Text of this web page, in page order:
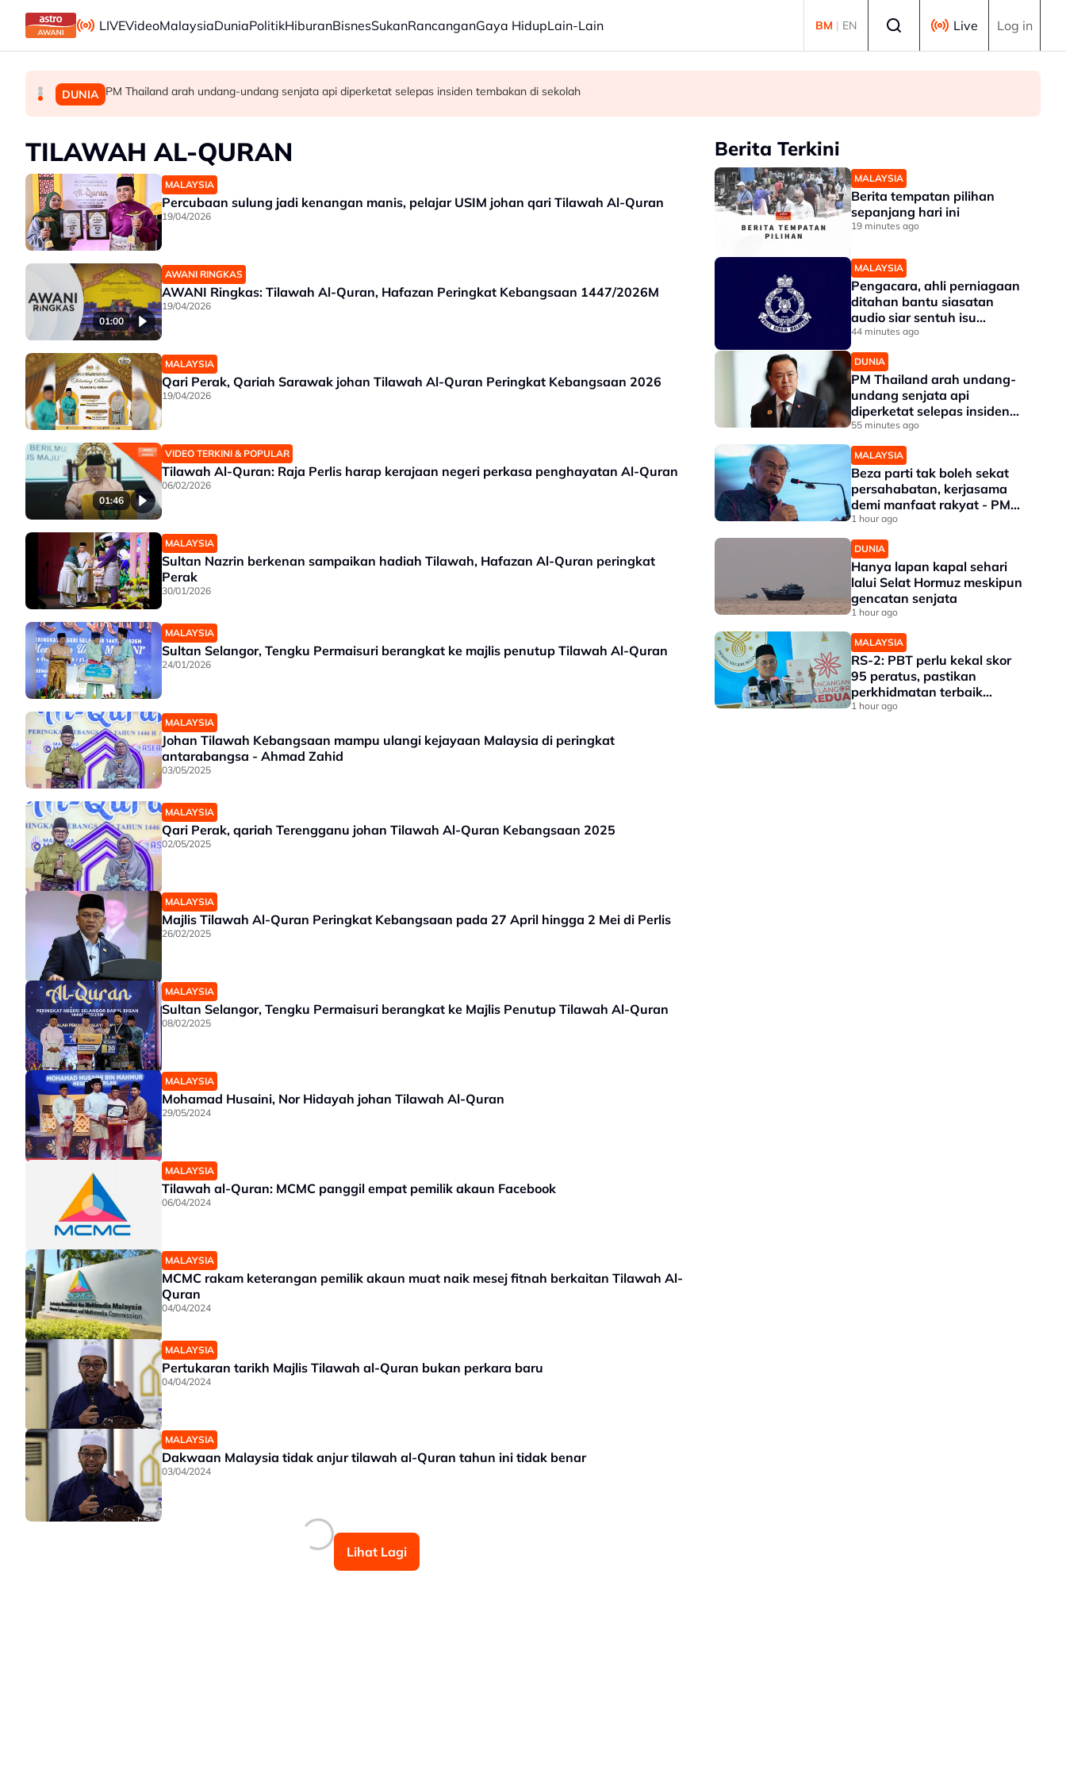
Skip to main content
LIVEVideoMalaysiaDuniaPolitikHiburanBisnesSukanRancanganGaya HidupLain-Lain BM | EN Live Log in
MALAYSIA Berita tempatan pilihan sepanjang hari ini
MALAYSIA Pengacara, ahli perniagaan ditahan bantu siasatan audio siar sentuh isu sensitiviti agama
DUNIA PM Thailand arah undang-undang senjata api diperketat selepas insiden tembakan di sekolah
TILAWAH AL-QURAN
MALAYSIA
Percubaan sulung jadi kenangan manis, pelajar USIM johan qari Tilawah Al-Quran
19/04/2026
01:00
AWANI RINGKAS
AWANI Ringkas: Tilawah Al-Quran, Hafazan Peringkat Kebangsaan 1447/2026M
19/04/2026
MALAYSIA
Qari Perak, Qariah Sarawak johan Tilawah Al-Quran Peringkat Kebangsaan 2026
19/04/2026
01:46
VIDEO TERKINI & POPULAR
Tilawah Al-Quran: Raja Perlis harap kerajaan negeri perkasa penghayatan Al-Quran
06/02/2026
MALAYSIA
Sultan Nazrin berkenan sampaikan hadiah Tilawah, Hafazan Al-Quran peringkat
Perak
30/01/2026
MALAYSIA
Sultan Selangor, Tengku Permaisuri berangkat ke majlis penutup Tilawah Al-Quran
24/01/2026
MALAYSIA
Johan Tilawah Kebangsaan mampu ulangi kejayaan Malaysia di peringkat
antarabangsa - Ahmad Zahid
03/05/2025
MALAYSIA
Qari Perak, qariah Terengganu johan Tilawah Al-Quran Kebangsaan 2025
02/05/2025
MALAYSIA
Majlis Tilawah Al-Quran Peringkat Kebangsaan pada 27 April hingga 2 Mei di Perlis
26/02/2025
MALAYSIA
Sultan Selangor, Tengku Permaisuri berangkat ke Majlis Penutup Tilawah Al-Quran
08/02/2025
MALAYSIA
Mohamad Husaini, Nor Hidayah johan Tilawah Al-Quran
29/05/2024
MALAYSIA
Tilawah al-Quran: MCMC panggil empat pemilik akaun Facebook
06/04/2024
MALAYSIA
MCMC rakam keterangan pemilik akaun muat naik mesej fitnah berkaitan Tilawah Al-
Quran
04/04/2024
MALAYSIA
Pertukaran tarikh Majlis Tilawah al-Quran bukan perkara baru
04/04/2024
MALAYSIA
Dakwaan Malaysia tidak anjur tilawah al-Quran tahun ini tidak benar
03/04/2024
Lihat Lagi
Berita Terkini
MALAYSIA
Berita tempatan pilihan
sepanjang hari ini
19 minutes ago
MALAYSIA
Pengacara, ahli perniagaan
ditahan bantu siasatan
audio siar sentuh isu
sensitiviti agama
44 minutes ago
DUNIA
PM Thailand arah undang-
undang senjata api
diperketat selepas insiden
tembakan di sekolah
55 minutes ago
MALAYSIA
Beza parti tak boleh sekat
persahabatan, kerjasama
demi manfaat rakyat - PM
Anwar
1 hour ago
DUNIA
Hanya lapan kapal sehari
lalui Selat Hormuz meskipun
gencatan senjata
1 hour ago
MALAYSIA
RS-2: PBT perlu kekal skor
95 peratus, pastikan
perkhidmatan terbaik
kepada rakyat - Amirudin
1 hour ago